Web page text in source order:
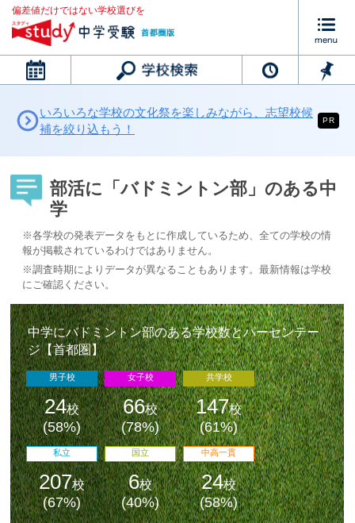
偏差値だけではない学校選びを
カレンダー
最近見た学校
学校閲覧履歴はありません
いろいろな学校の文化祭を楽しみながら、志望校候
補を絞り込もう！
PR
部活に「バドミントン部」のある中
学
※各学校の発表データをもとに作成しているため、全ての学校の情
報が掲載されているわけではありません。
※調査時期によりデータが異なることもあります。最新情報は学校
にご確認ください。
中学にバドミントン部のある学校数とパーセンテー
ジ【首都圏】
男子校
24校
(58%)
女子校
66校
(78%)
共学校
147校
(61%)
私立
207校
(67%)
国立
6校
(40%)
中高一貫
24校
(58%)